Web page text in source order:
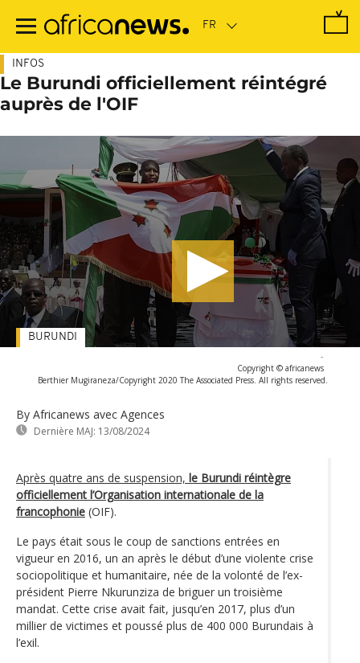
contenu
INFOS
Le Burundi officiellement réintégré
auprès de l'OIF
-
Copyright © africanews
Berthier Mugiraneza/Copyright 2020 The Associated Press. All rights reserved.
By Africanews avec Agences
Dernière MAJ: 13/08/2024
BURUNDI
Après quatre ans de suspension, le Burundi réintègre
officiellement l’Organisation internationale de la
francophonie (OIF).
Le pays était sous le coup de sanctions entrées en
vigueur en 2016, un an après le début d’une violente crise
sociopolitique et humanitaire, née de la volonté de l’ex-
président Pierre Nkurunziza de briguer un troisième
mandat. Cette crise avait fait, jusqu’en 2017, plus d’un
millier de victimes et poussé plus de 400 000 Burundais à
l’exil.